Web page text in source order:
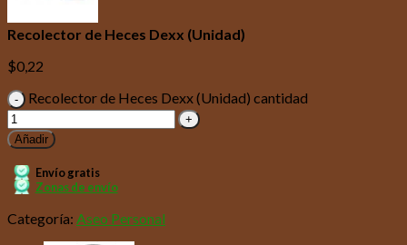
Recolector de Heces Dexx (Unidad)
$0,22
Recolector de Heces Dexx (Unidad) cantidad
Añadir
Envío gratis
Zonas de envío
Categoría: Aseo Personal